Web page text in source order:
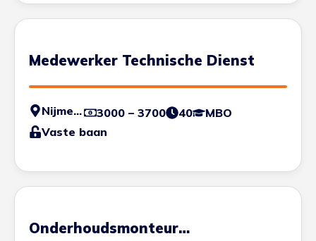
Medewerker Technische Dienst
Nijmegen 3000 – 3700 40
MBO
Vaste baan
Onderhoudsmonteur